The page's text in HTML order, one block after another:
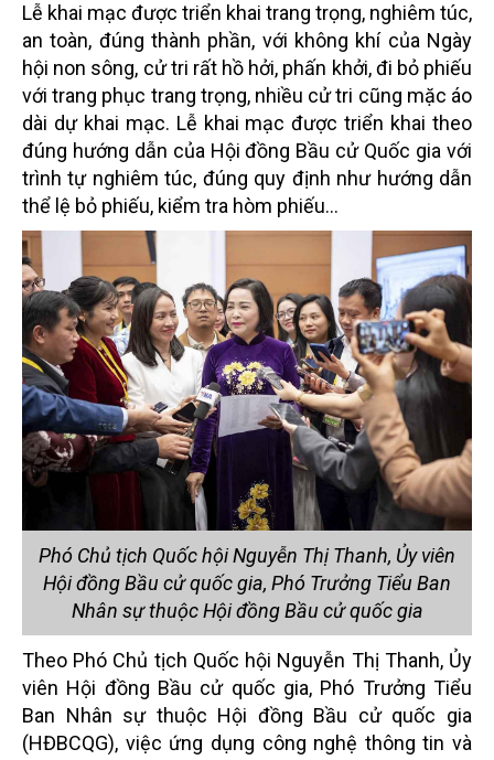
Lễ khai mạc được triển khai trang trọng, nghiêm túc,
an toàn, đúng thành phần, với không khí của Ngày
hội non sông, cử tri rất hồ hởi, phấn khởi, đi bỏ phiếu
với trang phục trang trọng, nhiều cử tri cũng mặc áo
dài dự khai mạc. Lễ khai mạc được triển khai theo
đúng hướng dẫn của Hội đồng Bầu cử Quốc gia với
trình tự nghiêm túc, đúng quy định như hướng dẫn
thể lệ bỏ phiếu, kiểm tra hòm phiếu…
Phó Chủ tịch Quốc hội Nguyễn Thị Thanh, Ủy viên
Hội đồng Bầu cử quốc gia, Phó Trưởng Tiểu Ban
Nhân sự thuộc Hội đồng Bầu cử quốc gia
Theo Phó Chủ tịch Quốc hội Nguyễn Thị Thanh, Ủy
viên Hội đồng Bầu cử quốc gia, Phó Trưởng Tiểu
Ban Nhân sự thuộc Hội đồng Bầu cử quốc gia
(HĐBCQG), việc ứng dụng công nghệ thông tin và